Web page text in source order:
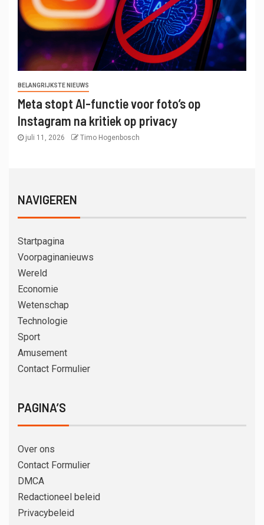
BELANGRIJKSTE NIEUWS
Meta stopt AI-functie voor foto’s op
Instagram na kritiek op privacy
juli 11, 2026 Timo Hogenbosch
NAVIGEREN
Startpagina
Voorpaginanieuws
Wereld
Economie
Wetenschap
Technologie
Sport
Amusement
Contact Formulier
PAGINA’S
Over ons
Contact Formulier
DMCA
Redactioneel beleid
Privacybeleid